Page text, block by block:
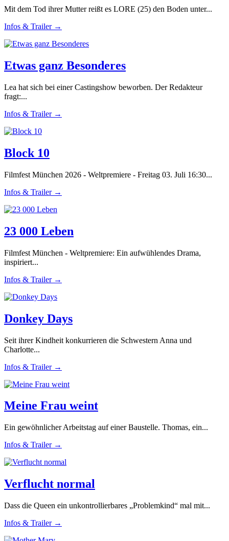
Mit dem Tod ihrer Mutter reißt es LORE (25) den Boden unter...
Infos & Trailer →
Etwas ganz Besonderes
Lea hat sich bei einer Castingshow beworben. Der Redakteur
fragt:...
Infos & Trailer →
Block 10
Filmfest München 2026 - Weltpremiere - Freitag 03. Juli 16:30...
Infos & Trailer →
23 000 Leben
Filmfest München - Weltpremiere: Ein aufwühlendes Drama,
inspiriert...
Infos & Trailer →
Donkey Days
Seit ihrer Kindheit konkurrieren die Schwestern Anna und
Charlotte...
Infos & Trailer →
Meine Frau weint
Ein gewöhnlicher Arbeitstag auf einer Baustelle. Thomas, ein...
Infos & Trailer →
Verflucht normal
Dass die Queen ein unkontrollierbares „Problemkind“ mal mit...
Infos & Trailer →